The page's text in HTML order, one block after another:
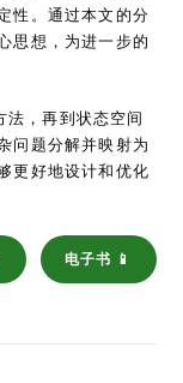
性。通过本文的分
思想，为进一步的
，再到状态空间
问题分解并映射为
更好地设计和优化
电子书 📱